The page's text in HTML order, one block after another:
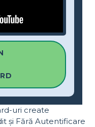
uri create
și Fără Autentificare